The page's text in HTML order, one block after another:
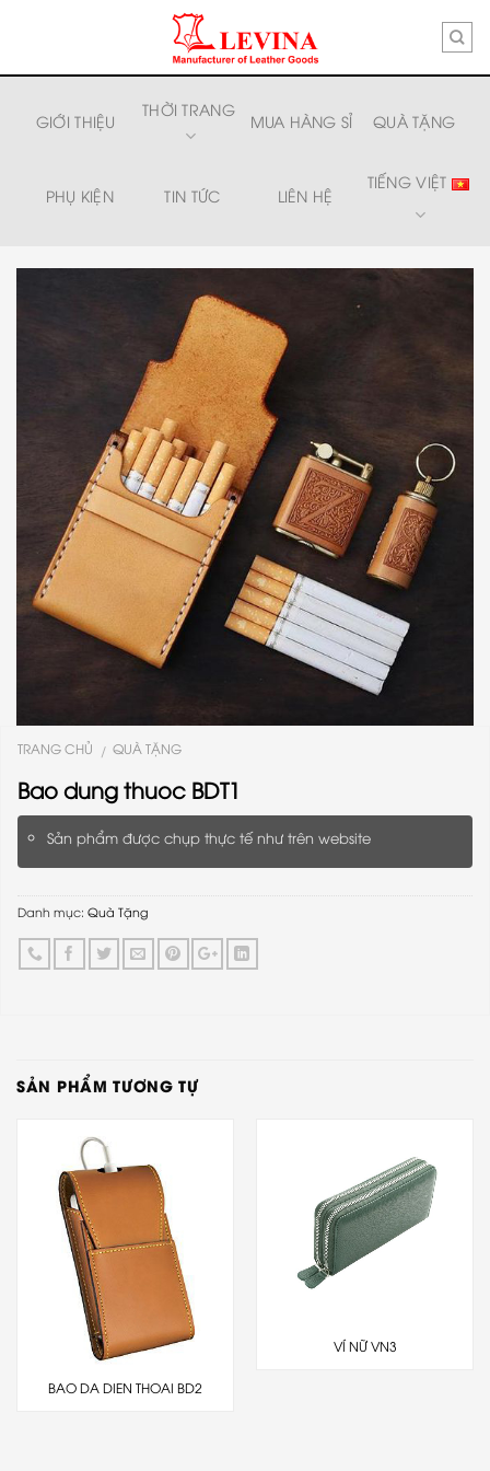
GIỚI THIỆU
THỜI TRANG
MUA HÀNG SỈ QUÀ TẶNG
PHỤ KIỆN TIN TỨC LIÊN HỆ
TIẾNG VIỆT
TRANG CHỦ / QUÀ TẶNG
Bao dung thuoc BDT1
Sản phẩm được chụp thực tế như trên website
Danh mục: Quà Tặng
SẢN PHẨM TƯƠNG TỰ
BAO DA DIEN THOAI BD2
VÍ NỮ VN3